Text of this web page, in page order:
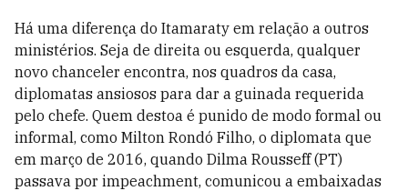
Há uma diferença do Itamaraty em relação a outros
ministérios. Seja de direita ou esquerda, qualquer
novo chanceler encontra, nos quadros da casa,
diplomatas ansiosos para dar a guinada requerida
pelo chefe. Quem destoa é punido de modo formal ou
informal, como Milton Rondó Filho, o diplomata que
em março de 2016, quando Dilma Rousseff (PT)
passava por impeachment, comunicou a embaixadas